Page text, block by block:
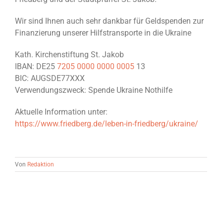
Wir sind Ihnen auch sehr dankbar für Geldspenden zur
Finanzierung unserer Hilfstransporte in die Ukraine
Kath. Kirchenstiftung St. Jakob
IBAN: DE25 7205 0000 0000 0005 13
BIC: AUGSDE77XXX
Verwendungszweck: Spende Ukraine Nothilfe
Aktuelle Information unter:
https://www.friedberg.de/leben-in-friedberg/ukraine/
Von Redaktion